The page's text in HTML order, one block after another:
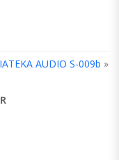
AUDIO S-009b »